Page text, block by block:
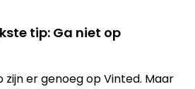
tip: Ga niet op
zijn er genoeg op Vinted. Maar